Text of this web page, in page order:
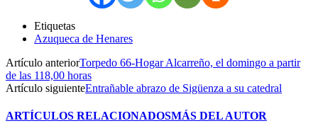
Etiquetas
Azuqueca de Henares
Artículo anteriorTorpedo 66-Hogar Alcarreño, el domingo a partir
de las 118,00 horas
Artículo siguienteEntrañable abrazo de Sigüenza a su catedral
ARTÍCULOS RELACIONADOSMÁS DEL AUTOR